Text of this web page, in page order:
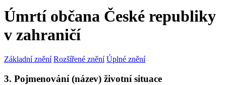
Úmrtí občana České republiky
v zahraničí
Základní znění Rozšířené znění Úplné znění
3. Pojmenování (název) životní situace